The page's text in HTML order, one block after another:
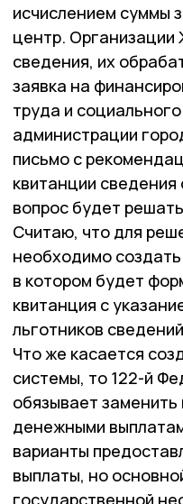
исчислением суммы
центр.
сведения, их
заявка на
труда и
администрации
письмо с
квитанции сведения
вопрос будет
Считаю, что для
необходимо
в котором будет
квитанция с
льготников
Что же касается
системы, то 122-й
обязывает
денежными
варианты
выплаты, но
государственной